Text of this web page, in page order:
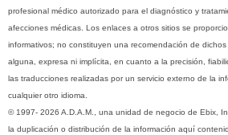
profesional médico autorizado para el diagnóstico y
afecciones médicas. Los enlaces a otros sitios se
informativos; no constituyen una recomendación de
alguna, expresa ni implícita, en cuanto a la precisión,
las traducciones realizadas por un servicio externo de la
cualquier otro idioma.
© 1997- 2026 A.D.A.M., una unidad de negocio de Ebix,
la duplicación o distribución de la información aquí